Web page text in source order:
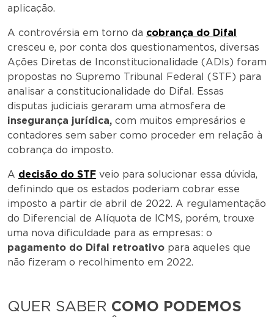
aplicação.
A controvérsia em torno da cobrança do Difal
cresceu e, por conta dos questionamentos, diversas
Ações Diretas de Inconstitucionalidade (ADIs) foram
propostas no Supremo Tribunal Federal (STF) para
analisar a constitucionalidade do Difal. Essas
disputas judiciais geraram uma atmosfera de
insegurança jurídica, com muitos empresários e
contadores sem saber como proceder em relação à
cobrança do imposto.
A decisão do STF veio para solucionar essa dúvida,
definindo que os estados poderiam cobrar esse
imposto a partir de abril de 2022. A regulamentação
do Diferencial de Alíquota de ICMS, porém, trouxe
uma nova dificuldade para as empresas: o
pagamento do Difal retroativo para aqueles que
não fizeram o recolhimento em 2022.
QUER SABER COMO PODEMOS